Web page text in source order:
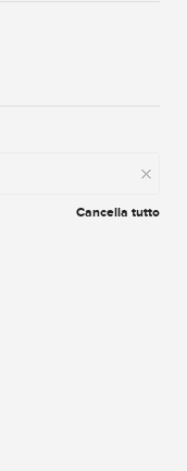
Cancella tutto